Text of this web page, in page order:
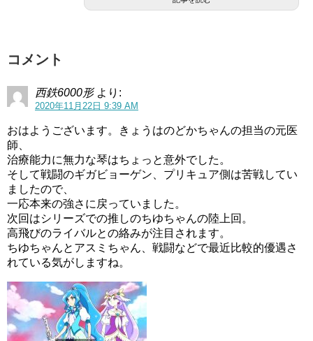
— エールままの妻になったと思っているうすどん🎀🌸💗
💗🌸🎀 (@ah1772) November 21, 2020
今日はグレースが非常に良いことを言ってました。
支え合って生きてる…蜂須賀先生のおかげでビョーゲンズ
コメント
西鉄6000形 より:
2020年11月22日 9:39 AM
おはようございます。きょうはのどかちゃんの担当の元医
師、
治療能力に無力な琴はちょっと意外でした。
そして戦闘のギガビョーゲン、プリキュア側は苦戦してい
ましたので、
一応本来の強さに戻っていました。
次回はシリーズでの推しのちゆちゃんの陸上回。
高飛びのライバルとの絡みが注目されます。
ちゆちゃんとアスミちゃん、戦闘などで最近比較的優遇さ
れている気がしますね。